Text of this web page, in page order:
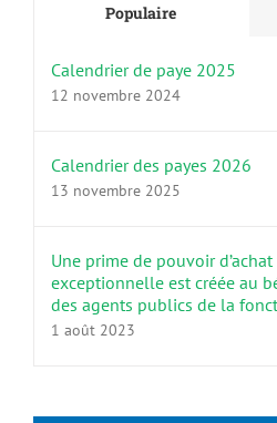
Populaire
Calendrier de paye 2025
12 novembre 2024
Calendrier des payes 2026
13 novembre 2025
Une prime de pouvoir
exceptionnelle est créée au
des agents publics de la
1 août 2023